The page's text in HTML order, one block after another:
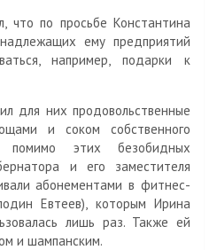
что по просьбе Константина
ему предприятий
например, подарки к
для них продовольственные
и соком собственного
помимо этих безобидных
и его заместителя
абонементами в фитнес-
Евтеев), которым Ирина
лишь раз. Также ей
и шампанским.